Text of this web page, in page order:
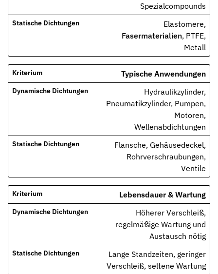
Spezialcompounds
Elastomere,
Fasermaterialien, PTFE,
Metall
Typische Anwendungen
Hydraulikzylinder,
Pneumatikzylinder, Pumpen,
Motoren,
Wellenabdichtungen
Flansche, Gehäusedeckel,
Rohrverschraubungen,
Ventile
Lebensdauer & Wartung
Höherer Verschleiß,
regelmäßige Wartung und
Austausch nötig
Lange Standzeiten, geringer
Verschleiß, seltene Wartung